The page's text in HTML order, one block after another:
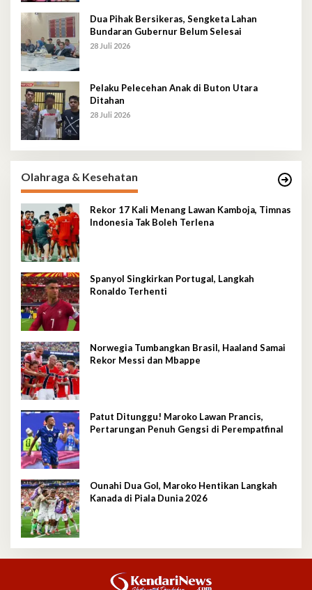
Dua Pihak Bersikeras, Sengketa Lahan
Bundaran Gubernur Belum Selesai
28 Juli 2026
Pelaku Pelecehan Anak di Buton Utara
Ditahan
28 Juli 2026
Olahraga & Kesehatan
Rekor 17 Kali Menang Lawan Kamboja, Timnas
Indonesia Tak Boleh Terlena
Spanyol Singkirkan Portugal, Langkah
Ronaldo Terhenti
Norwegia Tumbangkan Brasil, Haaland Samai
Rekor Messi dan Mbappe
Patut Ditunggu! Maroko Lawan Prancis,
Pertarungan Penuh Gengsi di Perempatfinal
Ounahi Dua Gol, Maroko Hentikan Langkah
Kanada di Piala Dunia 2026